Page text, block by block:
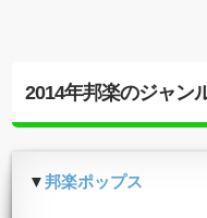
2014年邦楽のジャン
▼邦楽ポップス